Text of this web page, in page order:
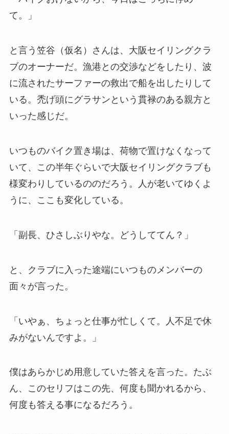
て。」
と言う笠谷（仮名）さんは、大阪セイリングクラ
ブのオーナーだ。漁港との交渉などをしたり、波
に流されたサーファーの救出で船を出したりして
いる。禿げ頭にグラサンという貫禄のある親方と
いった感じだ。
いつものバイク置き場は、荷物で置けなくなって
いて、この半年ぐらいで大阪セイリングクラブも
様変わりしているののだろう。人が老いてゆくよ
うに、ここも変化している。
「副長、ひさしぶりやな。どうしててん？」
と、クラブに入った途端にいつものメンバーの
面々が言った。
「いやぁ、ちょっと仕事が忙しくて。人不足で休
みがないんですよ。」
僕はあらかじめ用意していた答えを言った。たぶ
ん、このセリフはこの先、何度も聞かれるから、
何度も答える事になるだろう。